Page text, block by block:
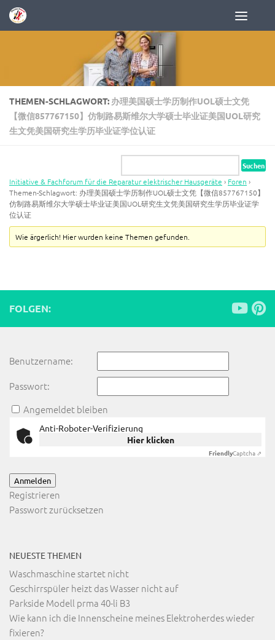
Zum Inhalt springen
THEMEN-SCHLAGWORT: 办理美国硕士学历制作UOL硕士文凭
【微信857767150】仿制路易斯维尔大学硕士毕业证美国UOL研究
生文凭美国研究生学历毕业证学位认证
Initiative & Fachforum für die Reparatur elektrischer Hausgeräte › Foren ›
Themen-Schlagwort: 办理美国硕士学历制作UOL硕士文凭【微信857767150】
仿制路易斯维尔大学硕士毕业证美国UOL研究生文凭美国研究生学历毕业证学
位认证
Wie ärgerlich! Hier wurden keine Themen gefunden.
FOLGEN:
Benutzername:
Passwort:
Angemeldet bleiben
Anti-Roboter-Verifizierung
Hier klicken
FriendlyCaptcha ⇗
Anmelden
Registrieren
Passwort zurücksetzen
NEUESTE THEMEN
Waschmaschine startet nicht
Geschirrspüler heizt das Wasser nicht auf
Parkside Modell prma 40-li B3
Wie kann ich die Innenscheine meines Elektroherdes wieder
fixieren?